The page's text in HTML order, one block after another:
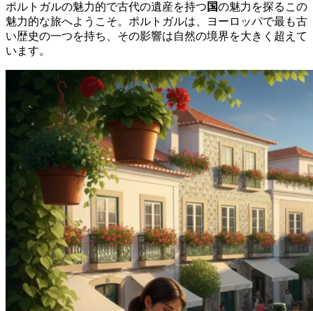
ポルトガルの魅力的で古代の遺産を持つ 国の魅力を探るこの
魅力的な旅へようこそ。ポルトガルは、ヨーロッパで最も古
い歴史の一つを持ち、その影響は自然の境界を大きく超えて
います。